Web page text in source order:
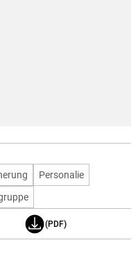
Personalie
(PDF)